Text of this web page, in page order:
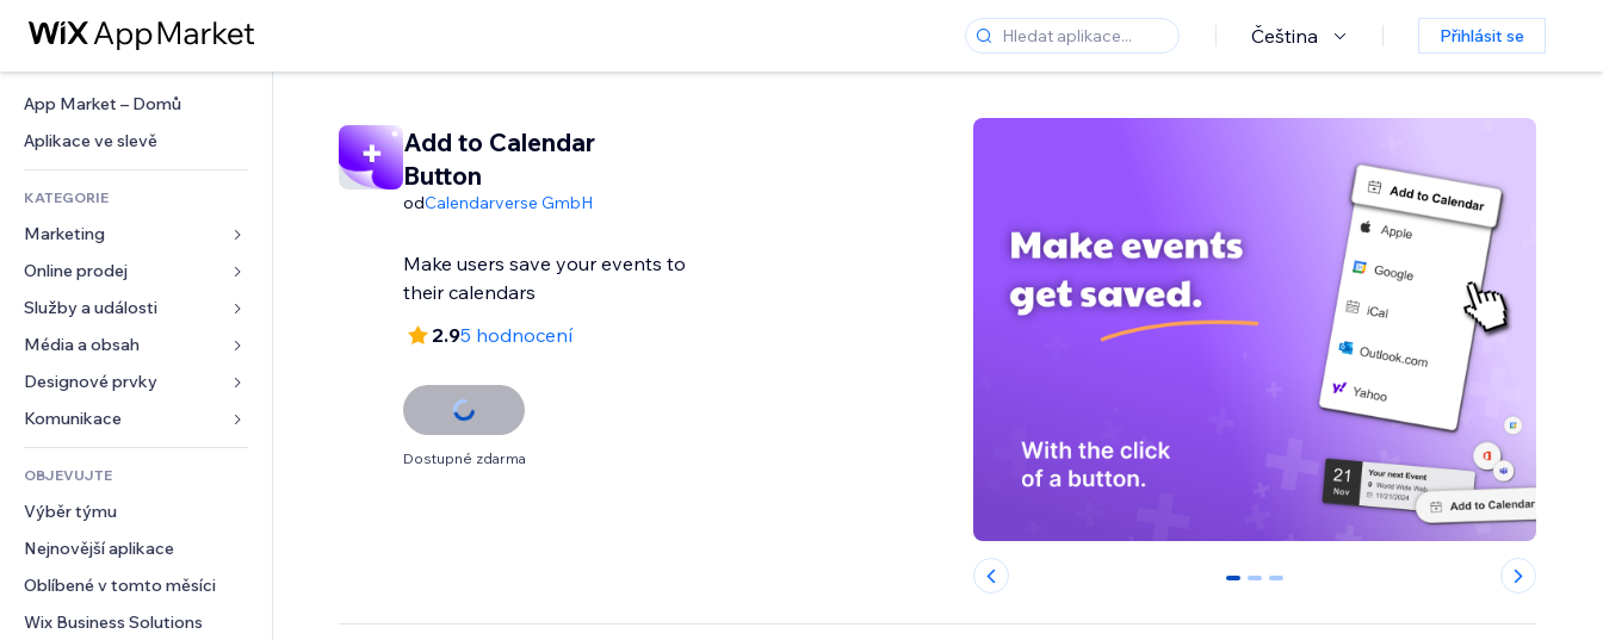
Čeština Přihlásit se
App Market – Domů
Aplikace ve slevě
KATEGORIE
Marketing
Reklamy
Mobilní zařízení
Analytika
Výpisy webu
E‑mail
Online prodej
Aplikace pro obchody
Doprava a doručení
Tlačítka pro prodej
Účetnictví
Kupóny a věrnostní programy
Skladování
Služby a události
Ubytování
Události
Restaurace
Nemovitosti
Rezervace
Média a obsah
Galerie
Hudba
Podcasty
Fotografie
Video
PDF
Sdílení souborů
Novinky
Designové prvky
Mapy a navigace
Soukromí a bezpečnost
Hodiny
Šablony stránek
Efekty pro obrázky
Tlačítka a nabídky
Bannery a odznaky
Formuláře
Ankety
Chat
Komentáře
Telefon
OBJEVUJTE
Výběr týmu
Nejnovější aplikace
Oblíbené v tomto měsíci
Wix Business Solutions
Add to Calendar
Button
odCalendarverse GmbH
Make users save your events to
their calendars
2.95 hodnocení
Dostupné zdarma
0 1 2